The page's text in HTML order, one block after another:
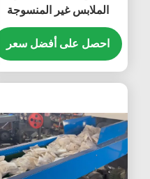
الملابس غير المنسوجة
المنسوجات كسارة توفير
الطاقة شفرات الدوار القطع
احصل على أفضل سعر